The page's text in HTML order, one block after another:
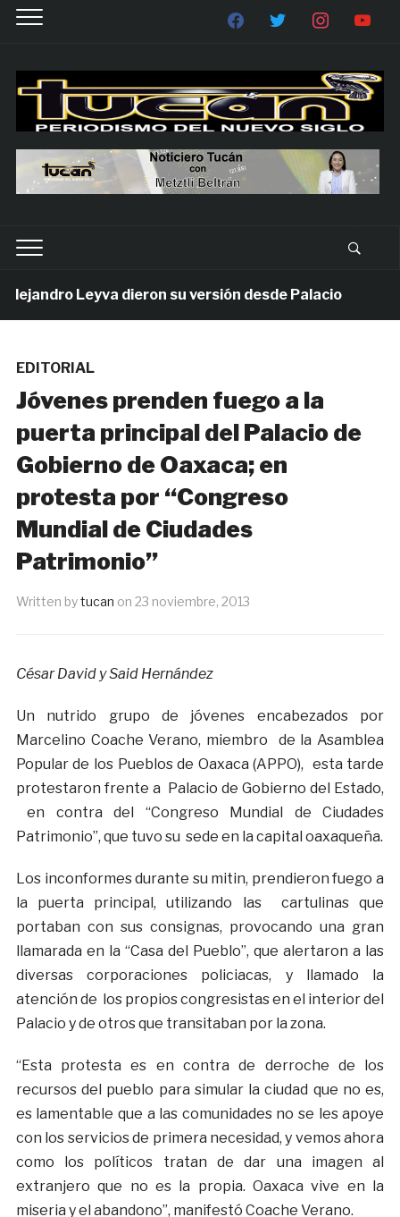
Leyva dieron su versión desde Palacio
EDITORIAL
Jóvenes prenden fuego a la
puerta principal del Palacio de
Gobierno de Oaxaca; en
protesta por “Congreso
Mundial de Ciudades
Patrimonio”
Written bytucan on 23 noviembre, 2013
César David y Said Hernández
Un nutrido grupo de jóvenes encabezados por
Marcelino Coache Verano, miembro de la Asamblea
Popular de los Pueblos de Oaxaca (APPO), esta tarde
protestaron frente a Palacio de Gobierno del Estado,
en contra del “Congreso Mundial de Ciudades
Patrimonio”, que tuvo su sede en la capital oaxaqueña.
Los inconformes durante su mitin, prendieron fuego a
la puerta principal, utilizando las cartulinas que
portaban con sus consignas, provocando una gran
llamarada en la “Casa del Pueblo”, que alertaron a las
diversas corporaciones policiacas, y llamado la
atención de los propios congresistas en el interior del
Palacio y de otros que transitaban por la zona.
“Esta protesta es en contra de derroche de los
recursos del pueblo para simular la ciudad que no es,
es lamentable que a las comunidades no se les apoye
con los servicios de primera necesidad, y vemos ahora
como los políticos tratan de dar una imagen al
extranjero que no es la propia. Oaxaca vive en la
miseria y el abandono”, manifestó Coache Verano.